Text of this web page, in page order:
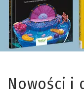
Nowości i